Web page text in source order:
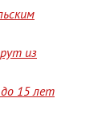
из
15 лет